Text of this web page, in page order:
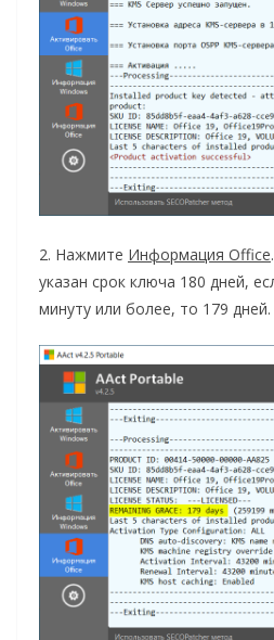
2. Нажмите Информация Office
указан срок ключа 180 дней,
минуту или более, то 179 дней.